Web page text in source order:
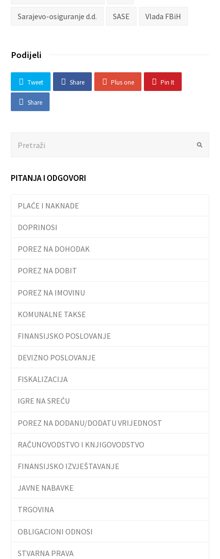
Sarajevo-osiguranje d.d. SASE Vlada FBiH
Podijeli
Tweet Share Plus one Pin It
Share
PITANJA I ODGOVORI
PLAĆE I NAKNADE
DOPRINOSI
POREZ NA DOHODAK
POREZ NA DOBIT
POREZ NA IMOVINU
KOMUNALNE TAKSE
FINANSIJSKO POSLOVANJE
DEVIZNO POSLOVANJE
FISKALIZACIJA
IGRE NA SREĆU
POREZ NA DODANU/DODATU VRIJEDNOST
RAČUNOVODSTVO I KNJIGOVODSTVO
FINANSIJSKO IZVJEŠTAVANJE
JAVNE NABAVKE
TRGOVINA
OBLIGACIONI ODNOSI
STVARNA PRAVA